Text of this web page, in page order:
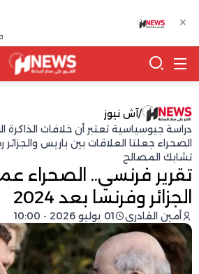
/آش نيوز
دراسة جيوسياسية تعتبر أن خلافات
الصحراء جعلتا العلاقات بين باريس
تشابك المصالح
تقرير فرنسي.. الصحراء
الجزائر وفرنسا بعد 2024
أمين القادري 01 يوليو 2026 - 10:00
✕